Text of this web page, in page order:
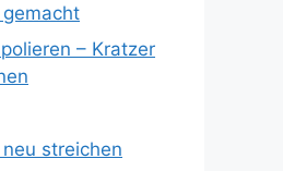
– Kratzer
streichen